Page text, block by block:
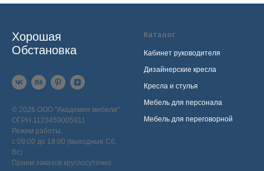
Хорошая
Обстановка
© 2026 ООО "Академия мебели"
ОГРН 1123459005911
Режим работы:
с 09:00 до 18:00 (выходные Сб,
Вс)
Прием заказов круглосуточно
Каталог
Кабинет руководителя
Дизайнерские кресла
Кресла и стулья
Мебель для персонала
Мебель для переговорной